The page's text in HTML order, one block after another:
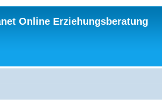
Online Erziehungsberatung